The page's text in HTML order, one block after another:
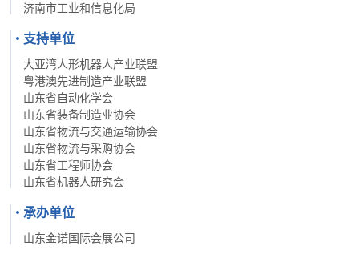
济南市工业和信息化局
支持单位
大亚湾人形机器人产业联盟
粤港澳先进制造产业联盟
山东省自动化学会
山东省装备制造业协会
山东省物流与交通运输协会
山东省物流与采购协会
山东省工程师协会
山东省机器人研究会
承办单位
山东金诺国际会展公司
5
6
7
8
9
0
1
2
3
4
3
4
5
6
7
8
9
0
1
2
0
1
2
3
4
5
6
0
1
2
3
4
5
6
7
0
1
2
3
4
5
6
7
8
9
0
1
2
3
4
5
0
1
2
3
4
5
0
1
2
3
0
1
2
3
0
2
3